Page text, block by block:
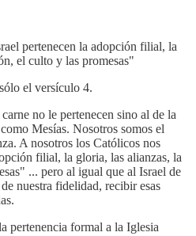
pertenecen la adopción filial, la
el culto y las promesas"
el versículo 4.
no le pertenecen sino al de la
Mesías. Nosotros somos el
A nosotros los Católicos nos
filial, la gloria, las alianzas, la
... pero al igual que al Israel de
nuestra fidelidad, recibir esas
pertenencia formal a la Iglesia